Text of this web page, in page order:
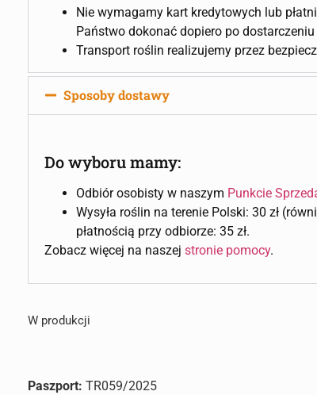
Nie wymagamy kart kredytowych lub
Państwo dokonać dopiero po
Transport roślin realizujemy przez
Sposoby dostawy
Do wyboru mamy:
Odbiór osobisty w naszym Punkcie
Wysyła roślin na terenie Polski: 30 zł
płatnością przy odbiorze: 35 zł.
Zobacz więcej na naszejstronie pomocy.
W produkcji
Paszport:TR059/2025